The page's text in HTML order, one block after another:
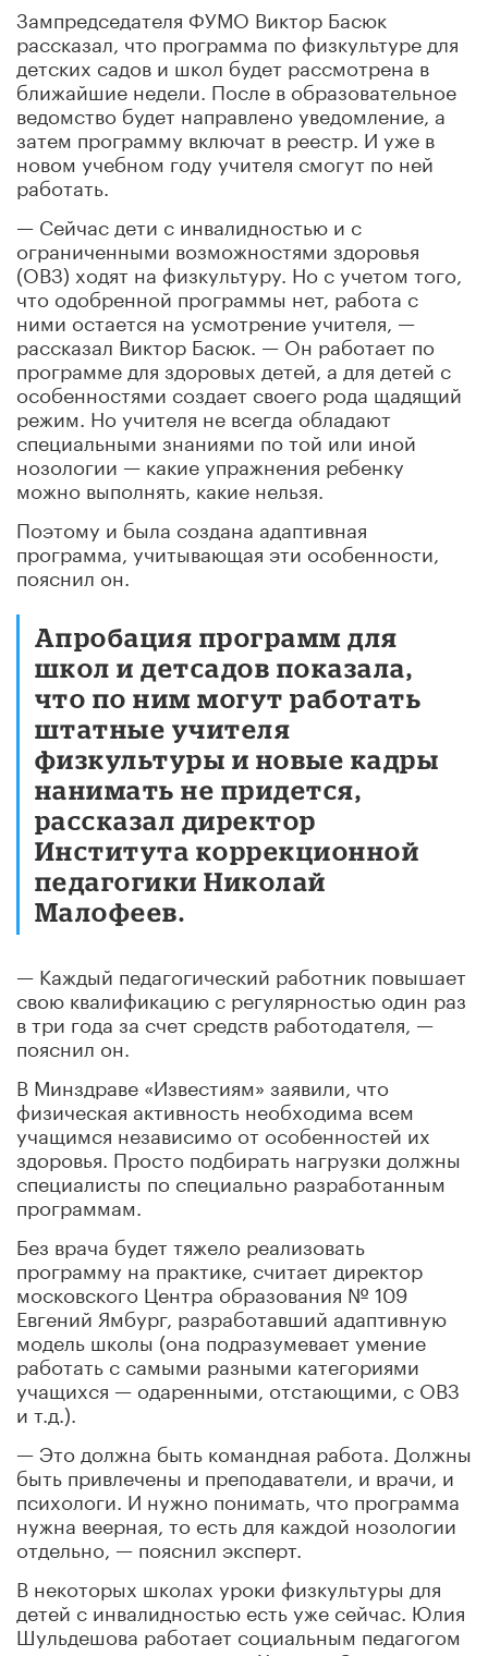
Зампредседателя ФУМО Виктор Басюк
рассказал, что программа по физкультуре для
детских садов и школ будет рассмотрена в
ближайшие недели. После в образовательное
ведомство будет направлено уведомление, а
затем программу включат в реестр. И уже в
новом учебном году учителя смогут по ней
работать.
— Сейчас дети с инвалидностью и с
ограниченными возможностями здоровья
(ОВЗ) ходят на физкультуру. Но с учетом того,
что одобренной программы нет, работа с
ними остается на усмотрение учителя, —
рассказал Виктор Басюк. — Он работает по
программе для здоровых детей, а для детей с
особенностями создает своего рода щадящий
режим. Но учителя не всегда обладают
специальными знаниями по той или иной
нозологии — какие упражнения ребенку
можно выполнять, какие нельзя.
Поэтому и была создана адаптивная
программа, учитывающая эти особенности,
пояснил он.
Апробация программ для
школ и детсадов показала,
что по ним могут работать
штатные учителя
физкультуры и новые кадры
нанимать не придется,
рассказал директор
Института коррекционной
педагогики Николай
Малофеев.
— Каждый педагогический работник повышает
свою квалификацию с регулярностью один раз
в три года за счет средств работодателя, —
пояснил он.
В Минздраве «Известиям» заявили, что
физическая активность необходима всем
учащимся независимо от особенностей их
здоровья. Просто подбирать нагрузки должны
специалисты по специально разработанным
программам.
Без врача будет тяжело реализовать
программу на практике, считает директор
московского Центра образования № 109
Евгений Ямбург, разработавший адаптивную
модель школы (она подразумевает умение
работать с самыми разными категориями
учащихся — одаренными, отстающими, с ОВЗ
и т.д.).
— Это должна быть командная работа. Должны
быть привлечены и преподаватели, и врачи, и
психологи. И нужно понимать, что программа
нужна веерная, то есть для каждой нозологии
отдельно, — пояснил эксперт.
В некоторых школах уроки физкультуры для
детей с инвалидностью есть уже сейчас. Юлия
Шульдешова работает социальным педагогом